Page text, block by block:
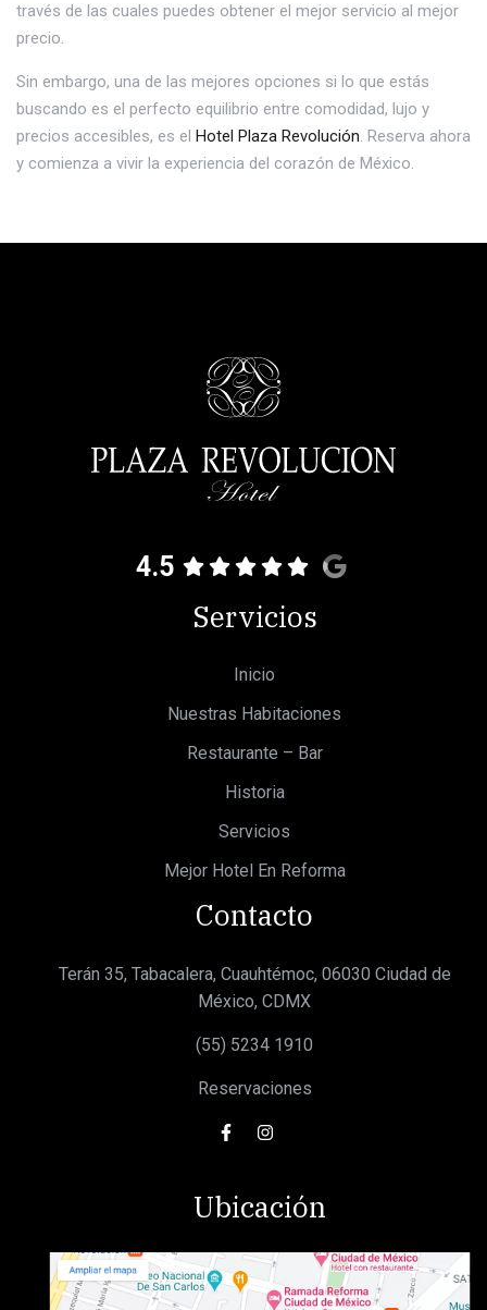
través de las cuales puedes obtener el mejor servicio al mejor
precio.
Sin embargo, una de las mejores opciones si lo que estás
buscando es el perfecto equilibrio entre comodidad, lujo y
precios accesibles, es el Hotel Plaza Revolución. Reserva ahora
y comienza a vivir la experiencia del corazón de México.
4.5
Servicios
Inicio
Nuestras Habitaciones
Restaurante – Bar
Historia
Servicios
Mejor Hotel En Reforma
Contacto
Terán 35, Tabacalera, Cuauhtémoc, 06030 Ciudad de
México, CDMX
(55) 5234 1910
Reservaciones
Ubicación